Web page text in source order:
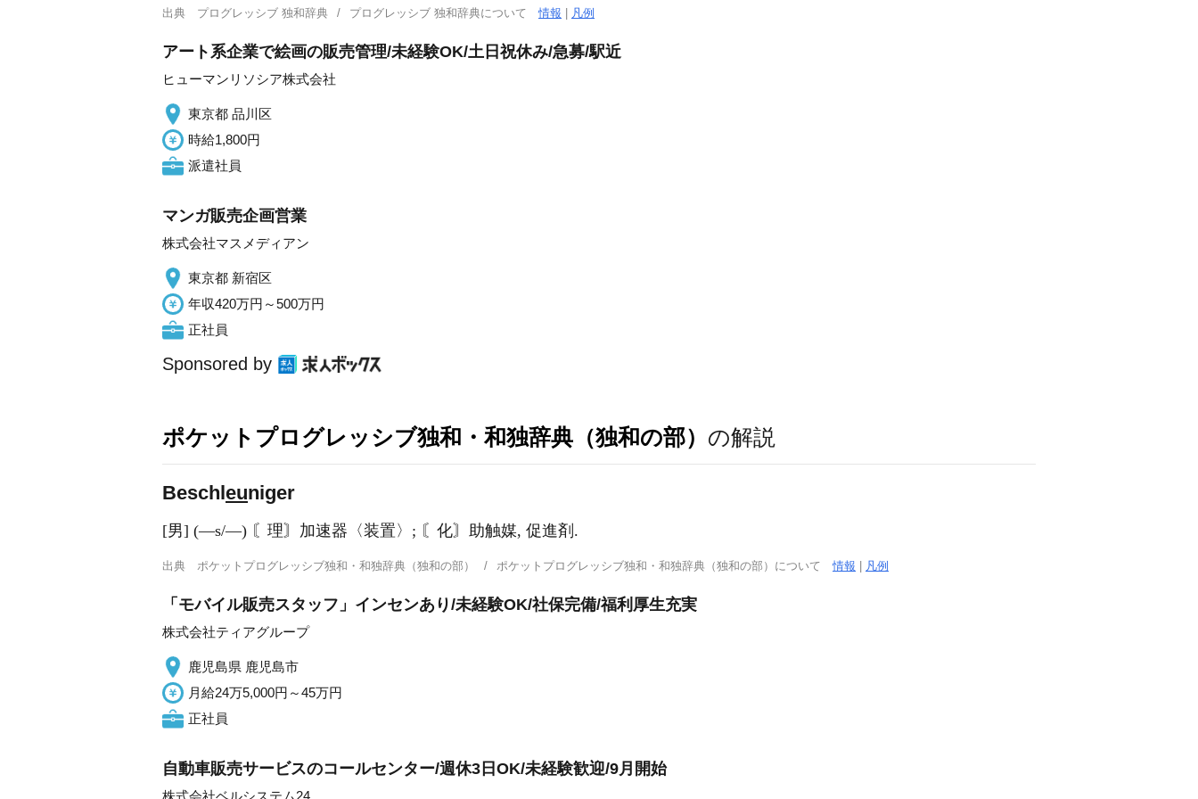
出典 プログレッシブ 独和辞典 プログレッシブ 独和辞典について情報 凡例
アート系企業で絵画の販売管理/未経験OK/土日祝休み/急募/駅近
ヒューマンリソシア株式会社
東京都 品川区
時給1,800円
派遣社員
マンガ販売企画営業
株式会社マスメディアン
東京都 新宿区
年収420万円～500万円
正社員
Sponsored by
ポケットプログレッシブ独和・和独辞典（独和の部） の解説
Beschleuniger
[男] (―s/―) 〘理〙加速器〈装置〉; 〘化〙助触媒, 促進剤.
出典 ポケットプログレッシブ独和・和独辞典（独和の部） ポケットプログレッシブ独和・和独辞典（独和の部）について情報 | 凡例
「モバイル販売スタッフ」インセンあり/未経験OK/社保完備/福利厚生充実
株式会社ティアグループ
鹿児島県 鹿児島市
月給24万5,000円～45万円
正社員
自動車販売サービスのコールセンター/週休3日OK/未経験歓迎/9月開始
株式会社ベルシステム24